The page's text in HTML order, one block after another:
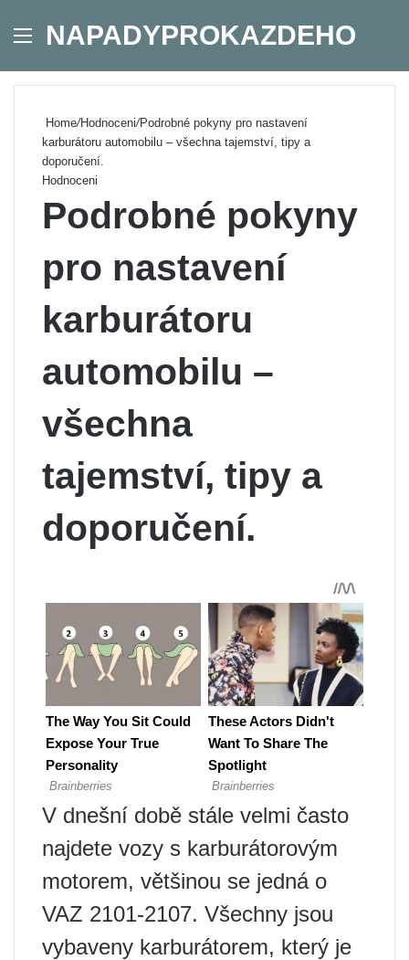
Menu
NAPADYPROKAZDEHO
Home/Hodnoceni/Podrobné pokyny pro nastavení
karburátoru automobilu – všechna tajemství, tipy a
doporučení.
Hodnoceni
Podrobné pokyny
pro nastavení
karburátoru
automobilu –
všechna
tajemství, tipy a
doporučení.
V dnešní době stále velmi často
najdete vozy s karburátorovým
motorem, většinou se jedná o
VAZ 2101-2107. Všechny jsou
vybaveny karburátorem, který je